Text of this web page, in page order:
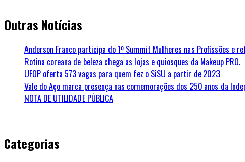
Outras Notícias
Anderson Franco participa do 1º Summit Mulheres nas Profissões e
Rotina coreana de beleza chega as lojas e quiosques da Makeup PRO.
UFOP oferta 573 vagas para quem fez o SiSU a partir de 2023
Vale do Aço marca presença nas comemorações dos 250 anos da
NOTA DE UTILIDADE PÚBLICA
Categorias